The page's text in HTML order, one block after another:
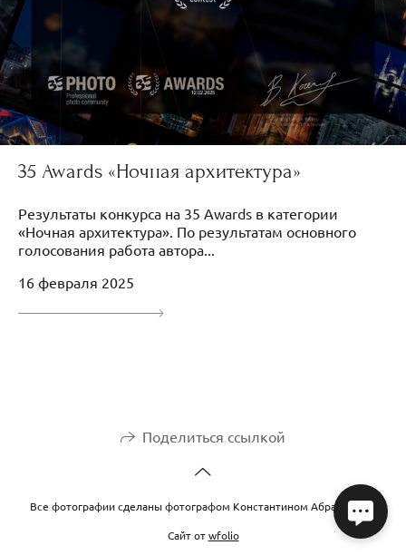
35 Awards «Ночная архитектура»
Результаты конкурса на 35 Awards в категории
«Ночная архитектура». По результатам основного
голосования работа автора...
16 февраля 2025
Поделиться ссылкой
Все фотографии сделаны фотографом Константином Абрамовым
Сайт отwfolio